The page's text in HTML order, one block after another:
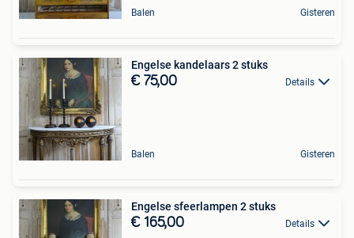
Balen Gisteren
Engelse kandelaars 2 stuks
€ 75,00 Details
Balen Gisteren
Engelse sfeerlampen 2 stuks
€ 165,00 Details